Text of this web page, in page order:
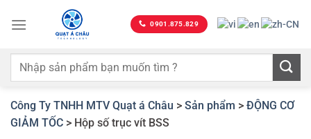
qua
dung
0901.875.829
Công Ty TNHH MTV Quạt á Châu > Sản phẩm > ĐỘNG CƠ
GIẢM TỐC > Hộp số trục vít BSS